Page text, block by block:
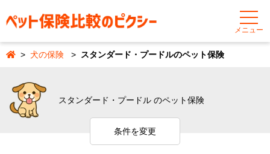
メニュー
犬の保険 スタンダード・プードルのペット保険
スタンダード・プードル のペット保険
条件を変更